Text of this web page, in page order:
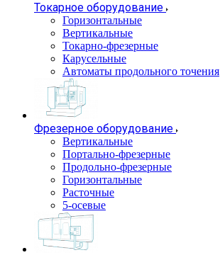
Токарное оборудование
Горизонтальные
Вертикальные
Токарно-фрезерные
Карусельные
Автоматы продольного точения
Фрезерное оборудование
Вертикальные
Портально-фрезерные
Продольно-фрезерные
Горизонтальные
Расточные
5-осевые